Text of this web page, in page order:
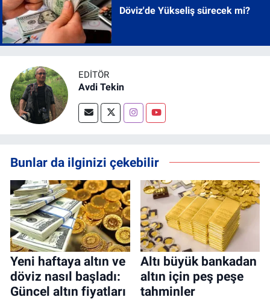
Döviz'de Yükseliş sürecek mi?
EDITÖR
Avdi Tekin
Bunlar da ilginizi çekebilir
Yeni haftaya altın ve
döviz nasıl başladı:
Güncel altın fiyatları
Altı büyük bankadan
altın için peş peşe
tahminler